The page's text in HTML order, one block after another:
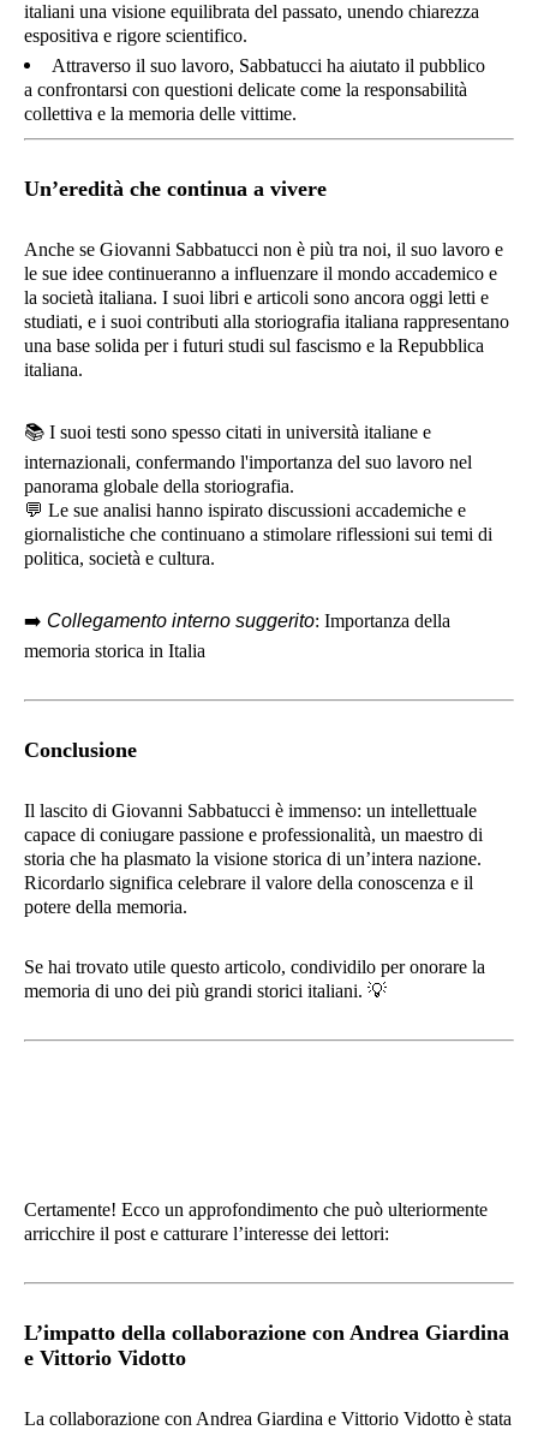
italiani una visione equilibrata del passato, unendo chiarezza
espositiva e rigore scientifico.
Attraverso il suo lavoro, Sabbatucci ha aiutato il pubblico
a confrontarsi con questioni delicate come la responsabilità
collettiva e la memoria delle vittime.
Un’eredità che continua a vivere
Anche se Giovanni Sabbatucci non è più tra noi, il suo lavoro e
le sue idee continueranno a influenzare il mondo accademico e
la società italiana. I suoi libri e articoli sono ancora oggi letti e
studiati, e i suoi contributi alla storiografia italiana rappresentano
una base solida per i futuri studi sul fascismo e la Repubblica
italiana.
📚 I suoi testi sono spesso citati in università italiane e
internazionali, confermando l'importanza del suo lavoro nel
panorama globale della storiografia.
💬 Le sue analisi hanno ispirato discussioni accademiche e
giornalistiche che continuano a stimolare riflessioni sui temi di
politica, società e cultura.
➡️ Collegamento interno suggerito: Importanza della
memoria storica in Italia
Conclusione
Il lascito di Giovanni Sabbatucci è immenso: un intellettuale
capace di coniugare passione e professionalità, un maestro di
storia che ha plasmato la visione storica di un’intera nazione.
Ricordarlo significa celebrare il valore della conoscenza e il
potere della memoria.
Se hai trovato utile questo articolo, condividilo per onorare la
memoria di uno dei più grandi storici italiani. 💡
Certamente! Ecco un approfondimento che può ulteriormente
arricchire il post e catturare l’interesse dei lettori:
L’impatto della collaborazione con Andrea Giardina
e Vittorio Vidotto
La collaborazione con Andrea Giardina e Vittorio Vidotto è stata